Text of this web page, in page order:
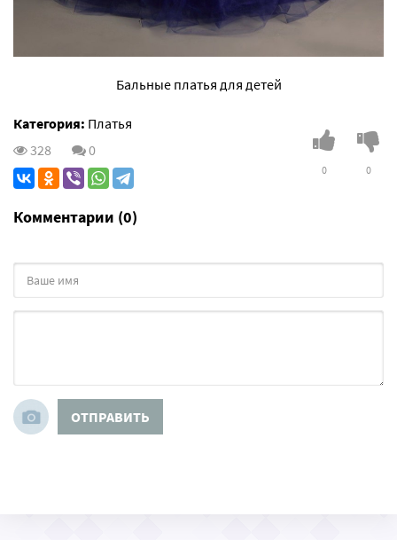
Бальные платья для детей
Категория: Платья
328
0
0 0
Комментарии (0)
ОТПРАВИТЬ